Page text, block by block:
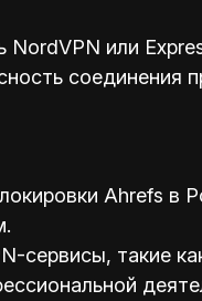
или
соединения
Ahrefs в
такие